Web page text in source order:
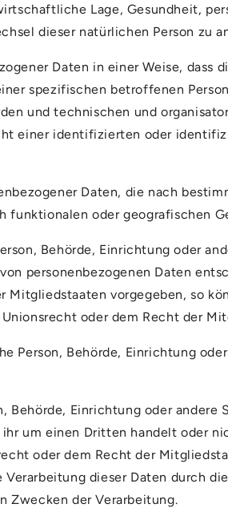
Lage, Gesundheit,
dieser natürlichen Person zu
Daten in einer Weise, dass
spezifischen betroffenen
und technischen und
einer identifizierten oder
Daten, die nach
funktionalen oder geografischen
Behörde, Einrichtung oder
personenbezogenen Daten
Mitgliedstaaten vorgegeben, so
oder dem Recht der
Person, Behörde, Einrichtung
Behörde, Einrichtung oder andere
um einen Dritten handelt oder
oder dem Recht der
dieser Daten durch
Zwecken der Verarbeitung.